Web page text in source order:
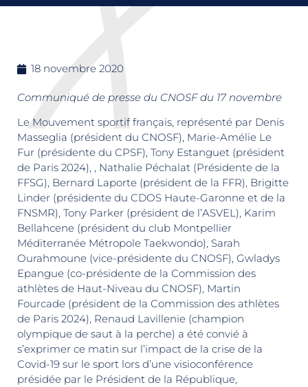
18 novembre 2020
Communiqué de presse du CNOSF du 17 novembre
Le Mouvement sportif français, représenté par Denis
Masseglia (président du CNOSF), Marie-Amélie Le
Fur (présidente du CPSF), Tony Estanguet (président
de Paris 2024), , Nathalie Péchalat (Présidente de la
FFSG), Bernard Laporte (président de la FFR), Brigitte
Linder (présidente du CDOS Haute-Garonne et de la
FNSMR), Tony Parker (président de l’ASVEL), Karim
Bellahcene (président du club Montpellier
Méditerranée Métropole Taekwondo), Sarah
Ourahmoune (vice-présidente du CNOSF), Gwladys
Epangue (co-présidente de la Commission des
athlètes de Haut-Niveau du CNOSF), Martin
Fourcade (président de la Commission des athlètes
de Paris 2024), Renaud Lavillenie (champion
olympique de saut à la perche) a été convié à
s’exprimer ce matin sur l’impact de la crise de la
Covid-19 sur le sport lors d’une visioconférence
présidée par le Président de la République,